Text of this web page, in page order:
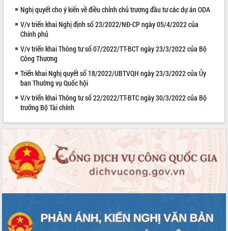
2026
Khám bệnh, cấp phát thuốc miễn phí
và tặng quà người dân xã Cư Pui
Hội nghị UBND tỉnh Đắk Lắk thường kỳ
tháng 7/2026
Lễ truy tặng danh hiệu “Bà Mẹ Việt
UBND tỉnh Đắk Lắk triển khai nhiệm
ALBUM ẢNH
Nghị quyết cho ý kiến về điều chỉnh chủ trương đầu tư các dự án ODA
V/v triển khai Nghị định số 23/2022/NĐ-CP ngày 05/4/2022 của
Chính phủ
V/v triển khai Thông tư số 07/2022/TT-BCT ngày 23/3/2022 của Bộ
Công Thương
Triển khai Nghị quyết số 18/2022/UBTVQH ngày 23/3/2022 của Ủy
ban Thường vụ Quốc hội
V/v triển khai Thông tư số 22/2022/TT-BTC ngày 30/3/2022 của Bộ
trưởng Bộ Tài chính